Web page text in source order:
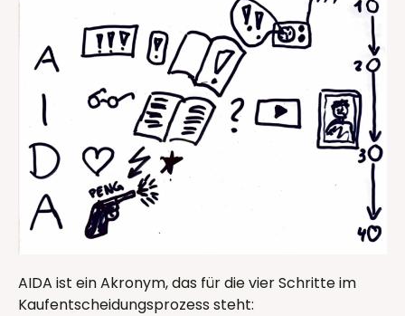
AIDA ist ein Akronym, das für die vier Schritte im
Kaufentscheidungsprozess steht: